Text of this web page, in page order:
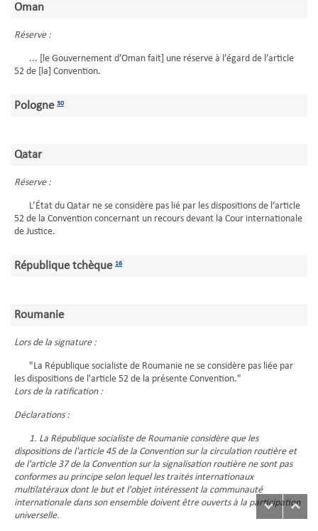
Oman
Réserve :
... [le Gouvernement d’Oman fait] une réserve à l’égard de l’article
52 de [la] Convention.
Pologne 30
Qatar
Réserve :
L’État du Qatar ne se considère pas lié par les dispositions de l’article
52 de la Convention concernant un recours devant la Cour internationale
de Justice.
République tchèque 16
Roumanie
Lors de la signature :
"La République socialiste de Roumanie ne se considère pas liée par
les dispositions de l'article 52 de la présente Convention."
Lors de la ratification :
Déclarations :
1. La République socialiste de Roumanie considère que les
dispositions de l'article 45 de la Convention sur la circulation routière et
de l'article 37 de la Convention sur la signalisation routière ne sont pas
conformes au principe selon lequel les traités internationaux
multilatéraux dont le but et l'objet intéressent la communauté
internationale dans son ensemble doivent être ouverts à la participation
universelle.